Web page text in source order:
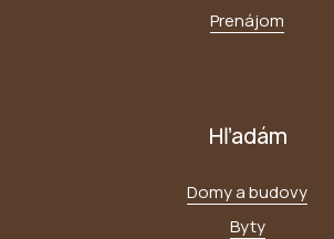
Prenájom
Hľadám
Domy a budovy
Byty